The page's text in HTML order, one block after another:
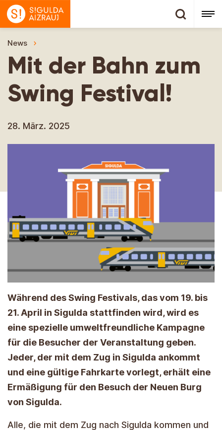
News
Mit der Bahn zum
Swing Festival!
28. März. 2025
Während des Swing Festivals, das vom 19. bis
21. April in Sigulda stattfinden wird, wird es
eine spezielle umweltfreundliche Kampagne
für die Besucher der Veranstaltung geben.
Jeder, der mit dem Zug in Sigulda ankommt
und eine gültige Fahrkarte vorlegt, erhält eine
Ermäßigung für den Besuch der Neuen Burg
von Sigulda.
Alle, die mit dem Zug nach Sigulda kommen und